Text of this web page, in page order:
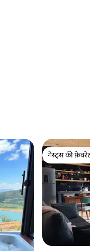
गेस्ट्स की
गेस्ट्स की